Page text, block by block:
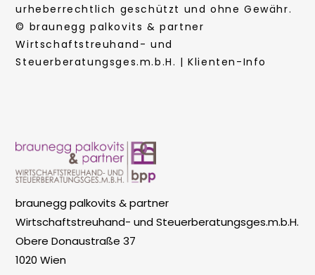
urheberrechtlich geschützt und ohne Gewähr.
© braunegg palkovits & partner
Wirtschaftstreuhand- und
Steuerberatungsges.m.b.H. | Klienten-Info
braunegg palkovits & partner
Wirtschaftstreuhand- und Steuerberatungsges.m.b.H.
Obere Donaustraße 37
1020 Wien